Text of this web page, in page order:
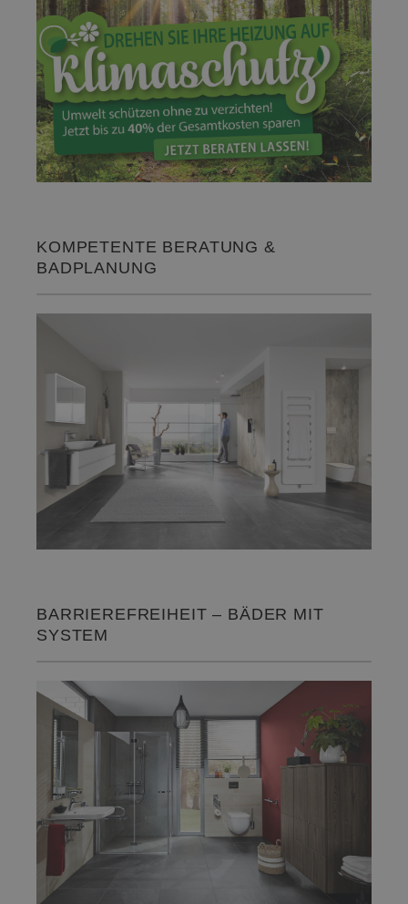
KOMPETENTE BERATUNG &
BADPLANUNG
BARRIEREFREIHEIT – BÄDER MIT
SYSTEM